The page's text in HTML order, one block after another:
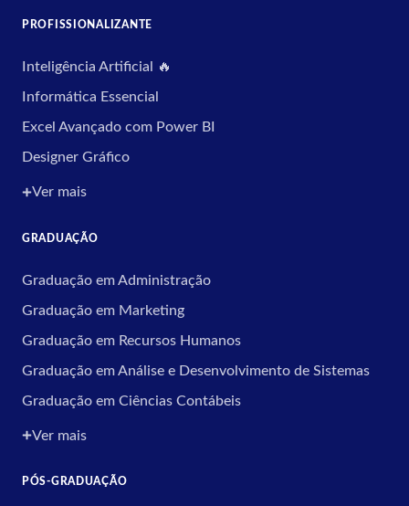
PROFISSIONALIZANTE
Inteligência Artificial 🔥
Informática Essencial
Excel Avançado com Power BI
Designer Gráfico
Ver mais
GRADUAÇÃO
Graduação em Administração
Graduação em Marketing
Graduação em Recursos Humanos
Graduação em Análise e Desenvolvimento de Sistemas
Graduação em Ciências Contábeis
Ver mais
PÓS-GRADUAÇÃO